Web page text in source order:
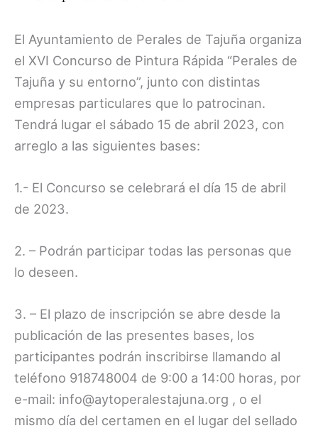
El Ayuntamiento de Perales de Tajuña organiza
el XVI Concurso de Pintura Rápida “Perales de
Tajuña y su entorno”, junto con distintas
empresas particulares que lo patrocinan.
Tendrá lugar el sábado 15 de abril 2023, con
arreglo a las siguientes bases:
1.- El Concurso se celebrará el día 15 de abril
de 2023.
2. – Podrán participar todas las personas que
lo deseen.
3. – El plazo de inscripción se abre desde la
publicación de las presentes bases, los
participantes podrán inscribirse llamando al
teléfono 918748004 de 9:00 a 14:00 horas, por
e-mail: info@aytoperalestajuna.org , o el
mismo día del certamen en el lugar del sellado